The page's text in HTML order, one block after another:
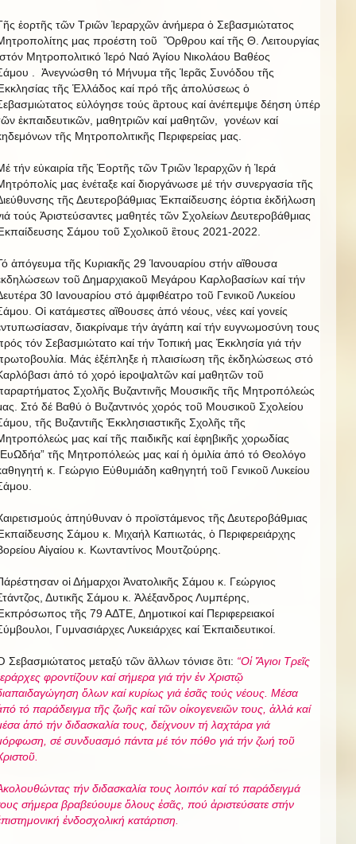
ἑορτῆς τῶν Τριῶν Ἰεραρχῶν ἀνήμερα ὁ Σεβασμιώτατος
μας προέστη τοῦ Ὂρθρου καί τῆς Θ. Λειτουργίας
Μητροπολιτικό Ἱερό Ναό Ἁγίου Νικολάου Βαθέος
. Ἀνεγνώσθη τό Μήνυμα τῆς Ἱερᾶς Συνόδου τῆς
τῆς Ἑλλάδος καί πρό τῆς ἀπολύσεως ὁ
εὐλόγησε τούς ἂρτους καί ἀνέπεμψε δέηση ὑπέρ
ἐκπαιδευτικῶν, μαθητριῶν καί μαθητῶν, γονέων καί
τῆς Μητροπολιτικῆς Περιφερείας μας.
τήν εὐκαιρία τῆς Ἑορτῆς τῶν Τριῶν Ἰεραρχῶν ἡ Ἱερά
μας ἐνέταξε καί διοργάνωσε μέ τήν συνεργασία τῆς
τῆς Δευτεροβάθμιας Ἐκπαίδευσης ἑόρτια ἐκδήλωση
τούς Ἀριστεύσαντες μαθητές τῶν Σχολείων Δευτεροβάθμιας
Σάμου τοῦ Σχολικοῦ ἒτους 2021-2022.
ἀπόγευμα τῆς Κυριακῆς 29 Ίανουαρίου στήν αἲθουσα
τοῦ Δημαρχιακοῦ Μεγάρου Καρλοβασίων καί τήν
30 Ιανουαρίου στό ἀμφιθέατρο τοῦ Γενικοῦ Λυκείου
Οἱ κατάμεστες αἲθουσες ἀπό νέους, νέες καί γονείς
διακρίναμε τήν ἀγάπη καί τήν ευγνωμοσύνη τους
τόν Σεβασμιώτατο καί τήν Τοπική μας Ἐκκλησία γιά τήν
Μάς ἐξέπληξε ἡ πλαισίωση τῆς ἐκδηλώσεως στό
ἀπό τό χορό ἱεροψαλτῶν καί μαθητῶν τοῦ
Σχολῆς Βυζαντινῆς Μουσικῆς τῆς Μητροπόλεώς
Στό δέ Βαθύ ὁ Βυζαντινός χορός τοῦ Μουσικοῦ Σχολείου
τῆς Βυζαντιῆς Ἐκκλησιαστικῆς Σχολῆς τῆς
μας καί τῆς παιδικῆς καί ἐφηβικῆς χορωδίας
τῆς Μητροπόλεώς μας καί ἡ ὁμιλία ἀπό τό Θεολόγο
κ. Γεώργιο Εὐθυμιάδη καθηγητή τοῦ Γενικοῦ Λυκείου
ἀπηύθυναν ὁ προϊστάμενος τῆς Δευτεροβάθμιας
Σάμου κ. Μιχαήλ Καπιωτάς, ὁ Περιφερειάρχης
Αἰγαίου κ. Κωνταντίνος Μουτζούρης.
οἱ Δήμαρχοι Ἀνατολικῆς Σάμου κ. Γεώργιος
Δυτικῆς Σάμου κ. Ἀλέξανδρος Λυμπέρης,
τῆς 79 ΑΔΤΕ, Δημοτικοί καί Περιφερειακοί
Γυμνασιάρχες Λυκειάρχες καί Ἐκπαιδευτικοί.
Σεβασμιώτατος μεταξύ τῶν ἂλλων τόνισε ὃτι: “Οἱ Ἅγιοι Τρεῖς
φροντίζουν καί σήμερα γιά τήν ἐν Χριστῷ
ὅλων καί κυρίως γιά ἐσᾶς τούς νέους. Μέσα
τό παράδειγμα τῆς ζωῆς καί τῶν οἰκογενειῶν τους, ἀλλά καί
ἀπό τήν διδασκαλία τους, δείχνουν τή λαχτάρα γιά
σέ συνδυασμό πάντα μέ τόν πόθο γιά τήν ζωή τοῦ
τήν διδασκαλία τους λοιπόν καί τό παράδειγμά
σήμερα βραβεύουμε ὅλους ἐσᾶς , πού ἀριστεύσατεστήν
ἐνδοσχολική κατάρτιση.